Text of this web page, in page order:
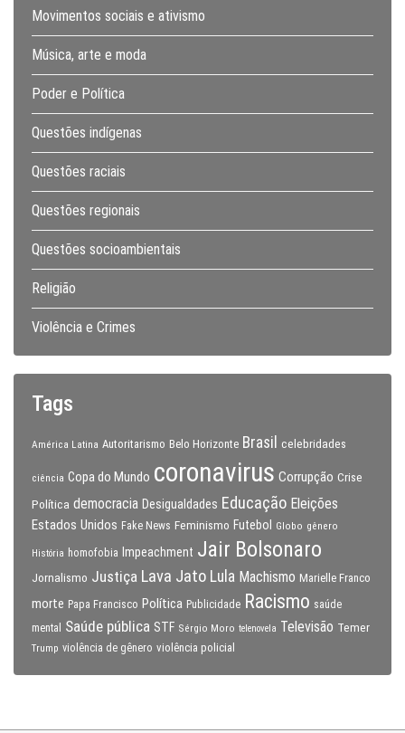
Movimentos sociais e ativismo
Música, arte e moda
Poder e Política
Questões indígenas
Questões raciais
Questões regionais
Questões socioambientais
Religião
Violência e Crimes
Tags
América Latina Autoritarismo Belo Horizonte Brasil celebridades
ciência Copa do Mundo coronavirus Corrupção Crise
Política democracia Desigualdades Educação Eleições
Estados Unidos Fake News Feminismo Futebol Globo gênero
História homofobia Impeachment Jair Bolsonaro
Jornalismo Justiça Lava Jato Lula Machismo Marielle Franco
morte Papa Francisco Política Publicidade Racismo saúde
mental
Saúde pública STF Sérgio Moro telenovela Televisão Temer
Trump violência de gênero violência policial